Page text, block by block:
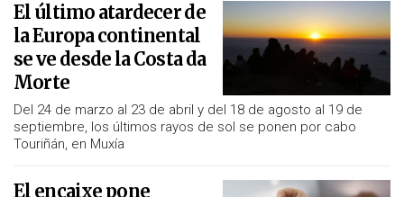
El último atardecer de
la Europa continental
se ve desde la Costa da
Morte
Del 24 de marzo al 23 de abril y del 18 de agosto al 19 de
septiembre, los últimos rayos de sol se ponen por cabo
Touriñán, en Muxía
El encaixe pone